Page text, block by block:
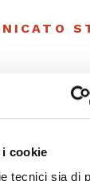
cookie
tecnici sia di